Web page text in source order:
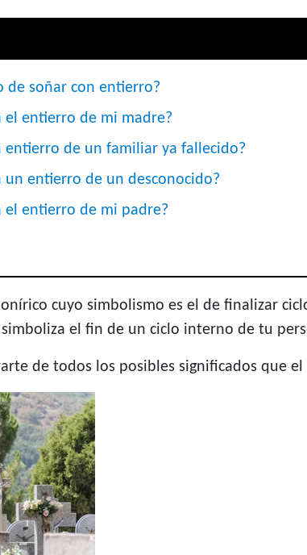
de soñar con entierro?
el entierro de mi madre?
entierro de un familiar ya fallecido?
un entierro de un desconocido?
el entierro de mi padre?
cuyo simbolismo es el de finalizar
el fin de un ciclo interno de tu
de todos los posibles significados que